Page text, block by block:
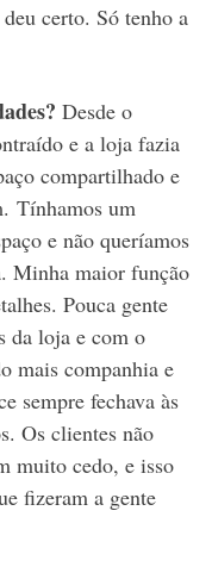
certo. Só tenho a
Desde o
e a loja fazia
compartilhado e
Tínhamos um
e não queríamos
Minha maior função
Pouca gente
da loja e com o
mais companhia e
sempre fechava às
Os clientes não
muito cedo, e isso
fizeram a gente